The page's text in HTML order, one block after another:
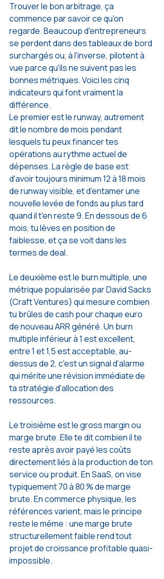
Trouver le bon arbitrage, ça
commence par savoir ce qu'on
regarde. Beaucoup d'entrepreneurs
se perdent dans des tableaux de bord
surchargés ou, à l'inverse, pilotent à
vue parce qu'ils ne suivent pas les
bonnes métriques. Voici les cinq
indicateurs qui font vraiment la
différence.
Le premier est le runway, autrement
dit le nombre de mois pendant
lesquels tu peux financer tes
opérations au rythme actuel de
dépenses. La règle de base est
d'avoir toujours minimum 12 à 18 mois
de runway visible, et d'entamer une
nouvelle levée de fonds au plus tard
quand il t'en reste 9. En dessous de 6
mois, tu lèves en position de
faiblesse, et ça se voit dans les
termes de deal.
Le deuxième est le burn multiple, une
métrique popularisée par David Sacks
(Craft Ventures) qui mesure combien
tu brûles de cash pour chaque euro
de nouveau ARR généré. Un burn
multiple inférieur à 1 est excellent,
entre 1 et 1,5 est acceptable, au-
dessus de 2, c'est un signal d'alarme
qui mérite une révision immédiate de
ta stratégie d'allocation des
ressources.
Le troisième est le gross margin ou
marge brute. Elle te dit combien il te
reste après avoir payé les coûts
directement liés à la production de ton
service ou produit. En SaaS, on vise
typiquement 70 à 80 % de marge
brute. En commerce physique, les
références varient, mais le principe
reste le même : une marge brute
structurellement faible rend tout
projet de croissance profitable quasi-
impossible.